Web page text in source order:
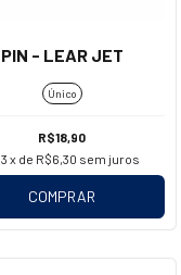
PIN - LEAR JET
Único
R$18,90
3 x de R$6,30 sem juros
COMPRAR